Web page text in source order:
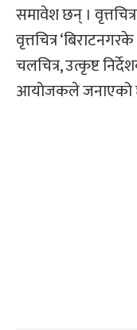
समावेश छन् ।
वृत्तचित्र
चलचित्र, उत्कृष्ट
आयोजकले जनाएको छ